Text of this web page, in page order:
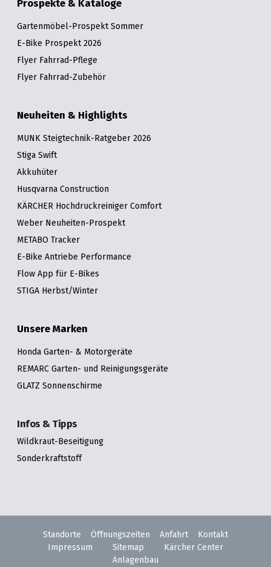
Prospekte & Kataloge
Gartenmöbel-Prospekt Sommer
E-Bike Prospekt 2026
Flyer Fahrrad-Pflege
Flyer Fahrrad-Zubehör
Neuheiten & Highlights
MUNK Steigtechnik-Ratgeber 2026
Stiga Swift
Akkuhüter
Husqvarna Construction
KÄRCHER Hochdruckreiniger Comfort
Weber Neuheiten-Prospekt
METABO Tracker
E-Bike Antriebe Performance
Flow App für E-Bikes
STIGA Herbst/Winter
Unsere Marken
Honda Garten- & Motorgeräte
REMARC Garten- und Reinigungsgeräte
GLATZ Sonnenschirme
Infos & Tipps
Wildkraut-Beseitigung
Sonderkraftstoff
Standorte Öffnungszeiten Anfahrt
Kontakt
Impressum
Sitemap
Kärcher Center
Anlagenbau